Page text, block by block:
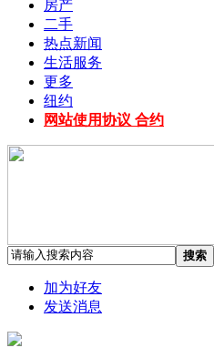
房产
二手
热点新闻
生活服务
更多
纽约
网站使用协议 合约
搜索
加为好友
发送消息